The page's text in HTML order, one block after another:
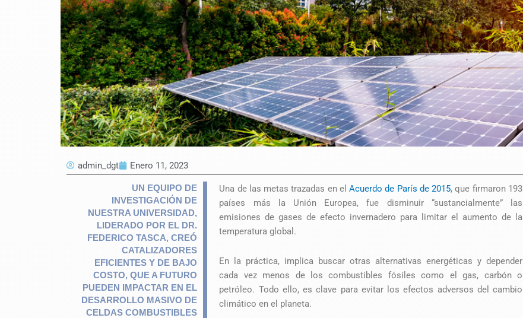
admin_dgt Enero 11, 2023
UN EQUIPO DE
INVESTIGACIÓN DE
NUESTRA UNIVERSIDAD,
LIDERADO POR EL DR.
FEDERICO TASCA, CREÓ
CATALIZADORES
EFICIENTES Y DE BAJO
COSTO, QUE A FUTURO
PUEDEN IMPACTAR EN EL
DESARROLLO MASIVO DE
CELDAS COMBUSTIBLES
Una de las metas trazadas en elAcuerdo de París de 2015, que firmaron 193
países más la Unión Europea, fue disminuir “sustancialmente” las
emisiones de gases de efecto invernadero para limitar el aumento de la
temperatura global.
En la práctica, implica buscar otras alternativas energéticas y depender
cada vez menos de los combustibles fósiles como el gas, carbón o
petróleo. Todo ello, es clave para evitar los efectos adversos del cambio
climático en el planeta.